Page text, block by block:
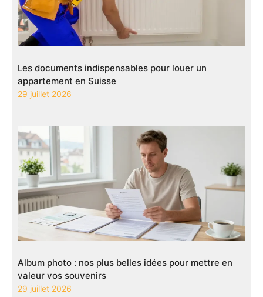
Les documents indispensables pour louer un
appartement en Suisse
29 juillet 2026
Album photo : nos plus belles idées pour mettre en
valeur vos souvenirs
29 juillet 2026